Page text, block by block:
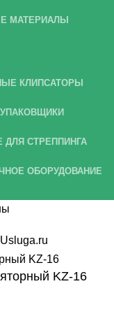
МАТЕРИАЛЫ
КЛИПСАТОРЫ
ДЛЯ СТРЕППИНГА
ОБОРУДОВАНИЕ
KZ-16